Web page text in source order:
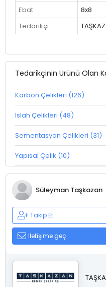
Ebat
8x8
Tedarikçi
Tedarikçinin Ürünü Olan
Karbon Çelikleri (126)
Islah Çelikleri (48)
Sementasyon Çelikleri (31)
Yapısal Çelik (10)
Süleyman Taşkazan
Takip Et
İletişime geç